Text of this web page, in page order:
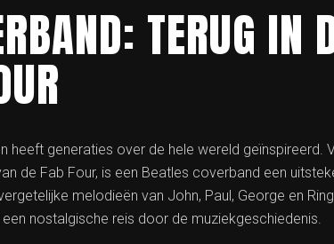
TERUG IN
heeft generaties over de hele wereld geïnspireerd.
de Fab Four, is een Beatles coverband een
melodieën van John, Paul, George en
nostalgische reis door de muziekgeschiedenis.